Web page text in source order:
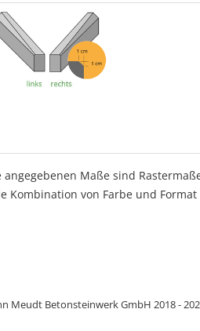
angegebenen Maße sind
Kombination von Farbe und
Meudt Betonsteinwerk GmbH 2018 -